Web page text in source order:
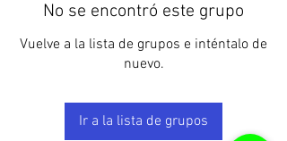
No se encontró este grupo
Vuelve a la lista de grupos e inténtalo de
nuevo.
Ir a la lista de grupos